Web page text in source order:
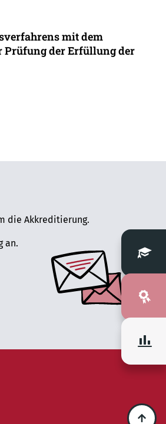
mit dem
Prüfung der Erfüllung der
die Akkreditierung.
an.